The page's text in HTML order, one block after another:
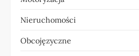
Nieruchomości
Obcojęzyczne